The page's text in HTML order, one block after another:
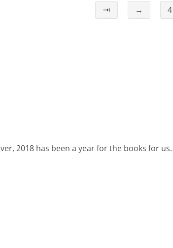
4
→
⇥
2018 has been a year for the books for